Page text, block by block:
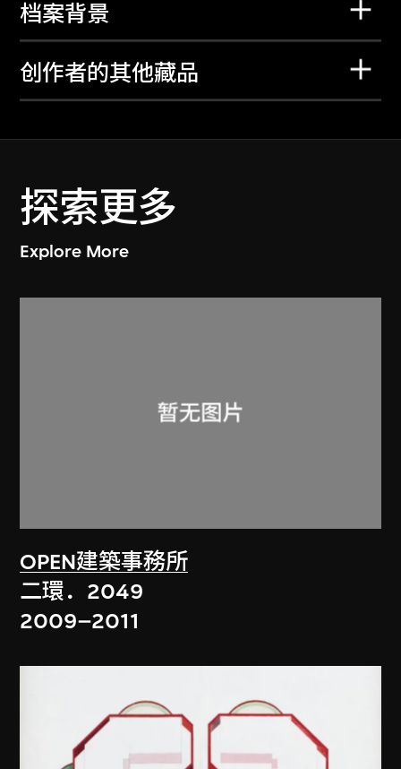
档案背景
创作者的其他藏品
探索更多
Explore More
OPEN建築事務所
二環．2049
2009–2011